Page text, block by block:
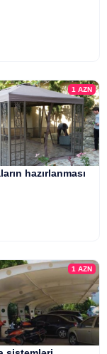
1 AZN
hazırlanması
1 AZN